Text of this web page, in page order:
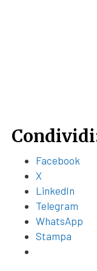
Facebook
X
LinkedIn
Telegram
WhatsApp
Stampa